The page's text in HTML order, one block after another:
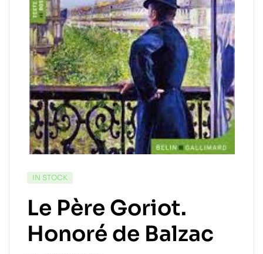
IN STOCK
Le Père Goriot.
Honoré de Balzac